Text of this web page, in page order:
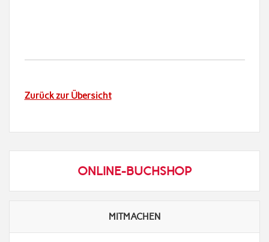
Zurück zur Übersicht
ONLINE-BUCHSHOP
MITMACHEN